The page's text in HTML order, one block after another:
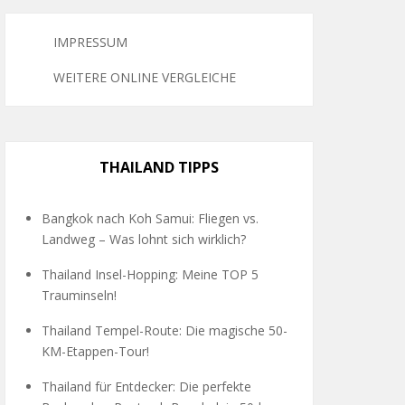
IMPRESSUM
WEITERE ONLINE VERGLEICHE
THAILAND TIPPS
Bangkok nach Koh Samui: Fliegen vs.
Landweg – Was lohnt sich wirklich?
Thailand Insel-Hopping: Meine TOP 5
Trauminseln!
Thailand Tempel-Route: Die magische 50-
KM-Etappen-Tour!
Thailand für Entdecker: Die perfekte